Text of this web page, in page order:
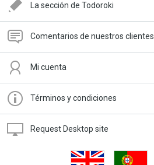
La sección de Todoroki
Comentarios de nuestros clientes
Mi cuenta
Términos y condiciones
Request Desktop site